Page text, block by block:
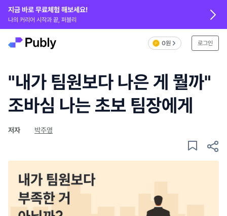
지금 바로 무료체험 해보세요!
나의 커리어 시작과 끝, 퍼블리
0원 로그인
"내가 팀원보다 나은 게 뭘까"
조바심 나는 초보 팀장에게
저자 박주영